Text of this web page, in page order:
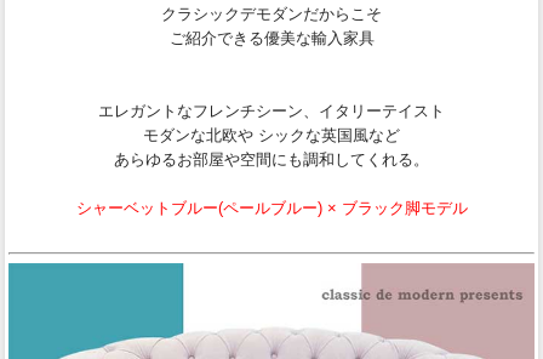
クラシックデモダンだからこそ
ご紹介できる優美な輸入家具
エレガントなフレンチシーン、イタリーテイスト
モダンな北欧や シックな英国風など
あらゆるお部屋や空間にも調和してくれる。
シャーベットブルー(ペールブルー) × ブラック脚モデル